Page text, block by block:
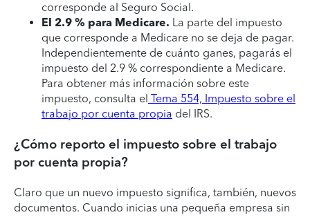
corresponde al Seguro Social.
El 2.9 % para Medicare. La parte del impuesto
que corresponde a Medicare no se deja de pagar.
Independientemente de cuánto ganes, pagarás el
impuesto del 2.9 % correspondiente a Medicare.
Para obtener más información sobre este
impuesto, consulta el Tema 554, Impuesto sobre el
trabajo por cuenta propia del IRS.
¿Cómo reporto el impuesto sobre el trabajo
por cuenta propia?
Claro que un nuevo impuesto significa, también, nuevos
documentos. Cuando inicias una pequeña empresa sin